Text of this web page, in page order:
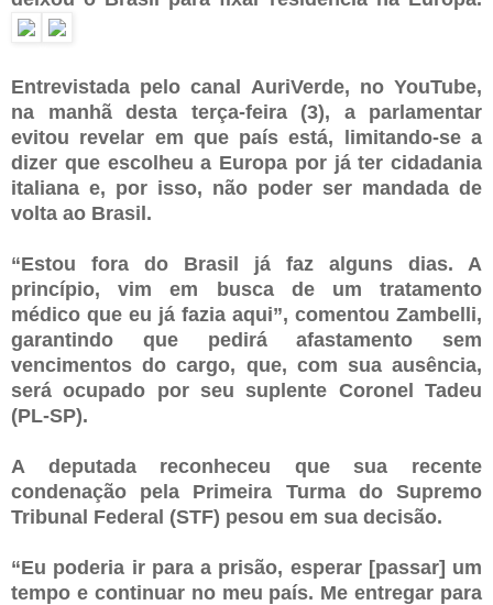
Entrevistada pelo canal AuriVerde, no YouTube,
na manhã desta terça-feira (3), a parlamentar
evitou revelar em que país está, limitando-se a
dizer que escolheu a Europa por já ter cidadania
italiana e, por isso, não poder ser mandada de
volta ao Brasil.
“Estou fora do Brasil já faz alguns dias. A
princípio, vim em busca de um tratamento
médico que eu já fazia aqui”, comentou Zambelli,
garantindo que pedirá afastamento sem
vencimentos do cargo, que, com sua ausência,
será ocupado por seu suplente Coronel Tadeu
(PL-SP).
A deputada reconheceu que sua recente
condenação pela Primeira Turma do Supremo
Tribunal Federal (STF) pesou em sua decisão.
“Eu poderia ir para a prisão, esperar [passar] um
tempo e continuar no meu país. Me entregar para